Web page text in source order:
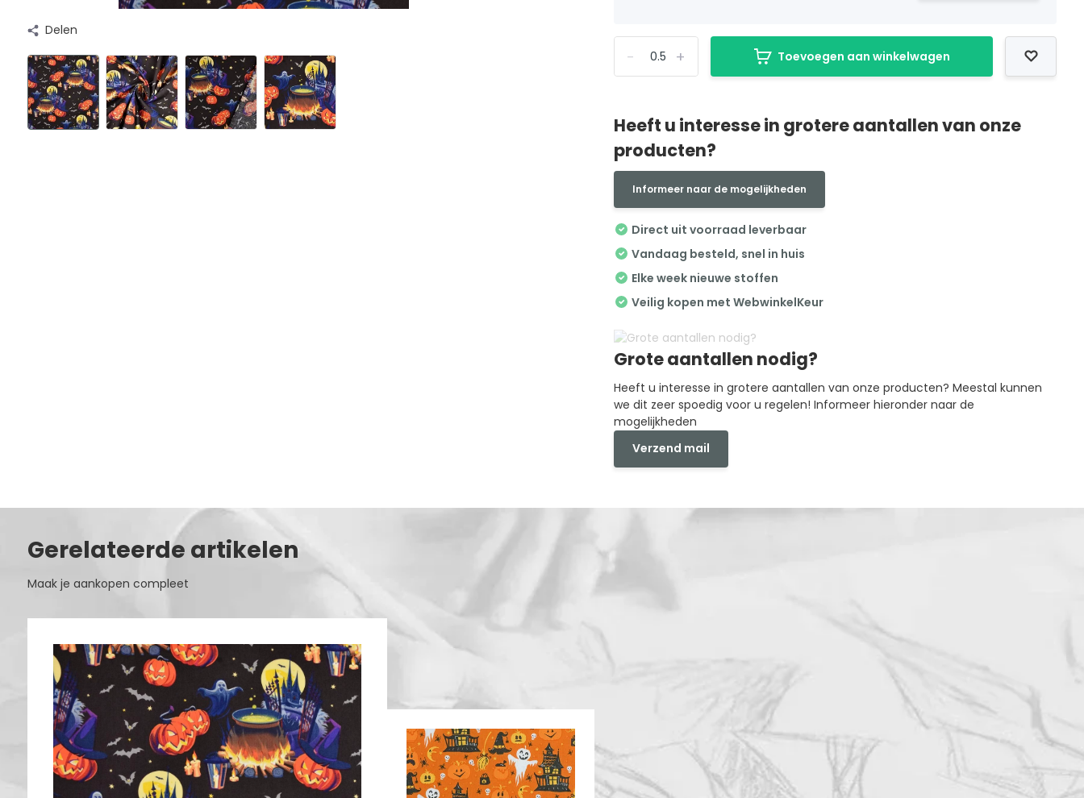
Delen
+
- Toevoegen aan winkelwagen
Heeft u interesse in grotere aantallen van onze
producten?
Informeer naar de mogelijkheden
Direct uit voorraad leverbaar
Vandaag besteld, snel in huis
Elke week nieuwe stoffen
Veilig kopen met WebwinkelKeur
Grote aantallen nodig?
Heeft u interesse in grotere aantallen van onze producten? Meestal kunnen
we dit zeer spoedig voor u regelen! Informeer hieronder naar de
mogelijkheden
Verzend mail
Gerelateerde artikelen
Maak je aankopen compleet